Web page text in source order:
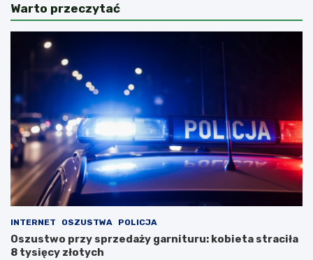
Warto przeczytać
INTERNET OSZUSTWA POLICJA
Oszustwo przy sprzedaży garnituru: kobieta straciła
8 tysięcy złotych